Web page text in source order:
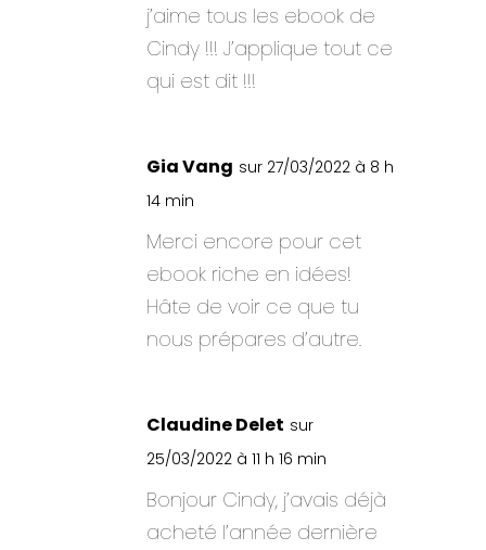
j’aime tous les ebook de
Cindy !!! J’applique tout ce
qui est dit !!!
Gia Vang sur 27/03/2022 à 8 h
14 min
Merci encore pour cet
ebook riche en idées!
Hâte de voir ce que tu
nous prépares d’autre.
Claudine Delet sur
25/03/2022 à 11 h 16 min
Bonjour Cindy, j’avais déjà
acheté l’année dernière